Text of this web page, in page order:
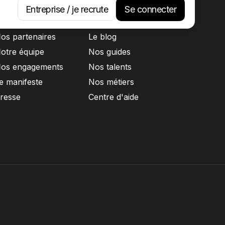
Entreprise / je recrute Se connecter
À propos
partenaires
équipe
engagements
manifeste
Ressources
Le blog
Nos guides
Nos talents
Nos métiers
Centre d'aide